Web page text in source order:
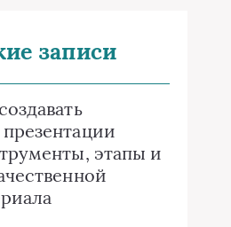
записи
этапы и